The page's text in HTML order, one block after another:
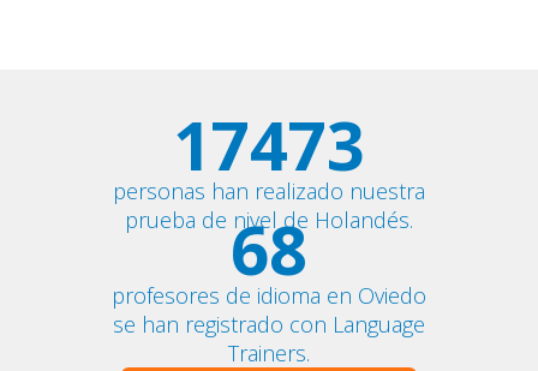
17473
personas han realizado nuestra
prueba de nivel de Holandés.
68
profesores de idioma en Oviedo
se han registrado con Language
Trainers.